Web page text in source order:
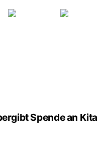
Spende an Kita